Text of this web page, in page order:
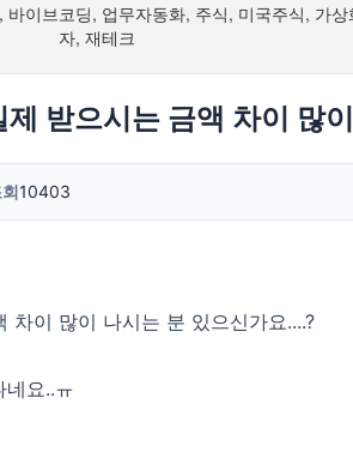
이브코딩, 업무자동화, 주식, 미국주식, 가
자, 재테크
받으시는 금액 차이 많
10403
차이 많이 나시는 분 있으신가요....?
요..ㅠ